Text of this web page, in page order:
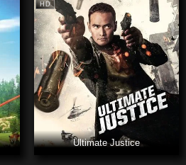
HD
Ultimate Justice